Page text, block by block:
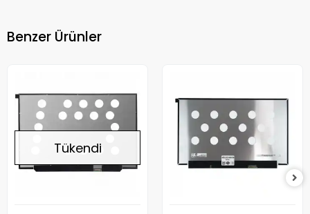
Benzer Ürünler
Tükendi